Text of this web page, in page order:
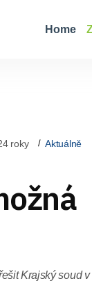
Home
roky Aktuálně
Krajský soud v